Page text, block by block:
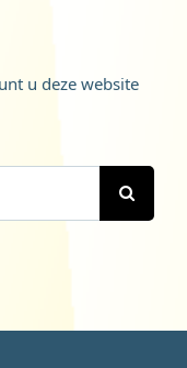
u deze website